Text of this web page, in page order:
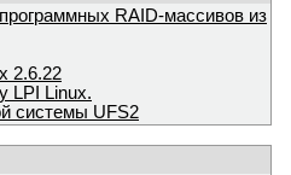
RAID-массивов из
2.6.22
LPI Linux.
системы UFS2